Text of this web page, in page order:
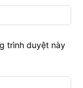
trình duyệt này